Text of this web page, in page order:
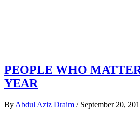
PEOPLE WHO
YEAR
By Abdul Aziz Draim / September 20,